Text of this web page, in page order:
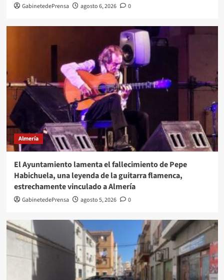
GabinetedePrensa agosto 6, 2026 0
Almería
El Ayuntamiento lamenta el fallecimiento de Pepe
Habichuela, una leyenda de la guitarra flamenca,
estrechamente vinculado a Almería
GabinetedePrensa agosto 5, 2026 0